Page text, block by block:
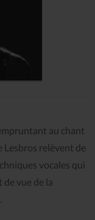
au chant
Lesbros relèvent de
vocales qui
vue de la